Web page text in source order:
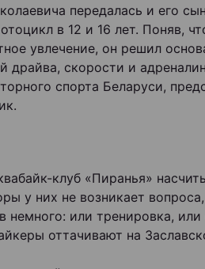
передалась и его
в 12 и 16 лет. Поняв,
увлечение, он решил
драйва, скорости и
спорта Беларуси,
клуб «Пиранья»
у них не возникает
немного: или тренировка,
оттачивают на